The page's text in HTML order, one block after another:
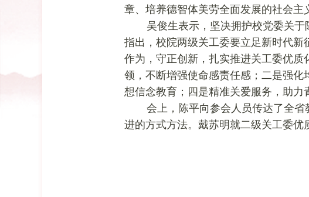
章、培养德智体美劳全面发展的社会主
吴俊生表示，坚决拥护校党委关于
指出，校院两级关工委要立足新时代新
作为，守正创新，扎实推进关工委优质
领，不断增强使命感责任感；二是强化
想信念教育；四是精准关爱服务，助力
会上，陈平向参会人员传达了全
进的方式方法。戴苏明就二级关工委优